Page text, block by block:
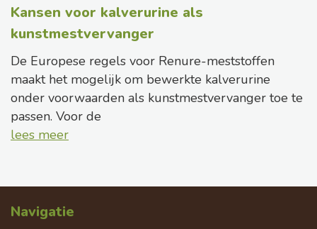
Kansen voor kalverurine als
kunstmestvervanger
De Europese regels voor Renure-meststoffen
maakt het mogelijk om bewerkte kalverurine
onder voorwaarden als kunstmestvervanger toe te
passen. Voor de
lees meer
Navigatie